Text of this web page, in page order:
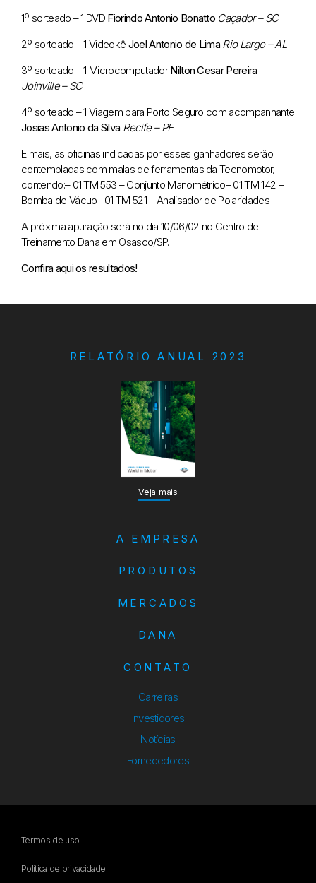
1º sorteado – 1 DVD Fiorindo Antonio Bonatto Caçador – SC
2º sorteado – 1 Videokê Joel Antonio de Lima Rio Largo – AL
3º sorteado – 1 Microcomputador Nilton Cesar Pereira
Joinville – SC
4º sorteado – 1 Viagem para Porto Seguro com acompanhante
Josias Antonio da Silva Recife – PE
E mais, as oficinas indicadas por esses ganhadores serão
contempladas com malas de ferramentas da Tecnomotor,
contendo:– 01 TM 553 – Conjunto Manométrico– 01 TM 142 –
Bomba de Vácuo– 01 TM 521 – Analisador de Polaridades
A próxima apuração será no dia 10/06/02 no Centro de
Treinamento Dana em Osasco/SP.
Confira aqui os resultados!
RELATÓRIO ANUAL 2023
Veja mais
A EMPRESA
PRODUTOS
MERCADOS
DANA
CONTATO
Carreiras
Investidores
Notícias
Fornecedores
Termos de uso
Política de privacidade